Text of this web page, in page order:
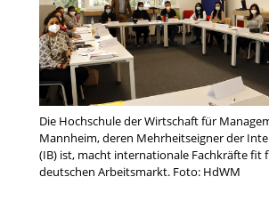
Die Hochschule der Wirtschaft für
Mannheim, deren Mehrheitseigner der
(IB) ist, macht internationale Fachkräfte fit
deutschen Arbeitsmarkt. Foto: HdWM